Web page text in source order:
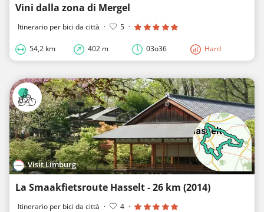
Vini dalla zona di Mergel
Itinerario per bici da città · 5 ·
54,2 km 402 m 03o36 Hard
Visit Limburg
La Smaakfietsroute Hasselt - 26 km (2014)
Itinerario per bici da città · 4 ·